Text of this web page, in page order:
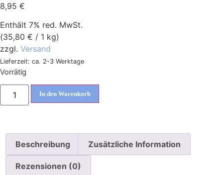
8,95 €
Enthält 7% red. MwSt.
(35,80 € / 1 kg)
zzgl. Versand
Lieferzeit: ca. 2-3 Werktage
Vorrätig
In den Warenkorb
Beschreibung Zusätzliche Information
Rezensionen (0)